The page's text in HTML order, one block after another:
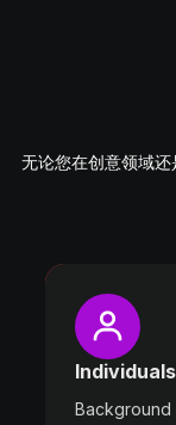
无论您在创意领域
Individuals
Background